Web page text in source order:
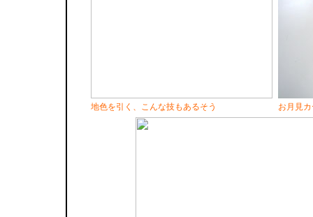
地色を引く、こんな技もあるそう お月見